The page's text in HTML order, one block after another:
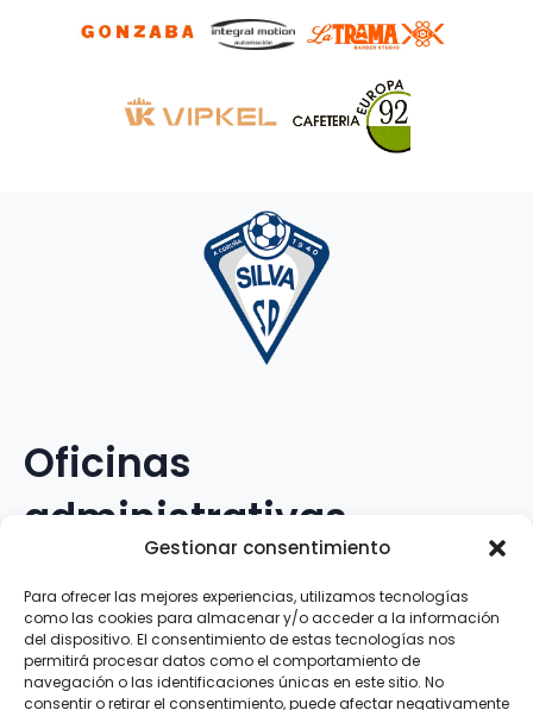
Gestionar consentimiento
Para ofrecer las mejores experiencias, utilizamos tecnologías
como las cookies para almacenar y/o acceder a la información
del dispositivo. El consentimiento de estas tecnologías nos
permitirá procesar datos como el comportamiento de
navegación o las identificaciones únicas en este sitio. No
consentir o retirar el consentimiento, puede afectar negativamente
Oficinas
administrativas
Avenida Galileo Galilei, 12
15.008 · A Coruña · España
Teléfono:881.069.303